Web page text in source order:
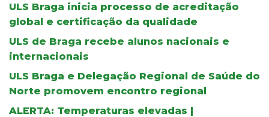
ULS Braga inicia processo de acreditação
global e certificação da qualidade
ULS de Braga recebe alunos nacionais e
internacionais
ULS Braga e Delegação Regional de Saúde do
Norte promovem encontro regional
ALERTA: Temperaturas elevadas |